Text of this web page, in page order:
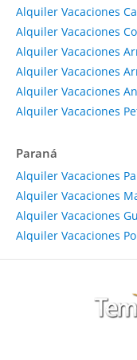
Alquiler Vacaciones
Alquiler Vacaciones
Alquiler Vacaciones
Alquiler Vacaciones
Alquiler Vacaciones
Alquiler Vacaciones
Paraná
Alquiler Vacaciones
Alquiler Vacaciones
Alquiler Vacaciones
Alquiler Vacaciones